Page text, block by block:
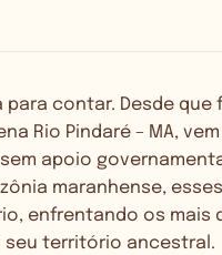
contar. Desde que
Rio Pindaré – MA,
apoio
maranhense,
enfrentando os mais
seu território ancestral.